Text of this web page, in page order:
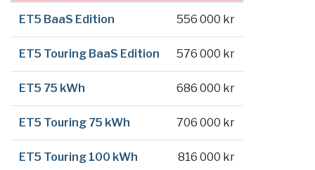
ET5 BaaS Edition 556 000 kr
ET5 Touring BaaS Edition 576 000 kr
ET5 75 kWh 686 000 kr
ET5 Touring 75 kWh 706 000 kr
ET5 Touring 100 kWh 816 000 kr